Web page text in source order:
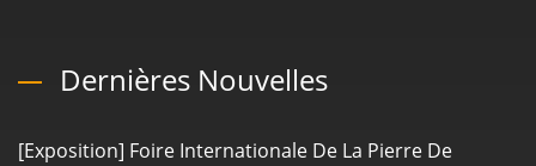
Dernières Nouvelles
[Exposition] Foire Internationale De La Pierre De